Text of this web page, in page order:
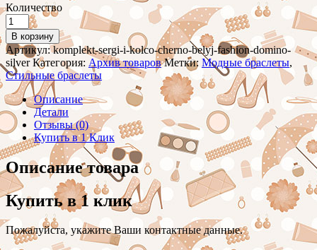
Количество
Количество
Комплект
Серьги
и
Кольцо
черно-
белый
Fashion
Domino
Silver
В корзину
Артикул:komplekt-sergi-i-kolco-cherno-belyj-fashion-domino-
silver Категория: Архив товаров Метки: Модные браслеты,
Стильные браслеты
Описание
Детали
Отзывы (0)
Купить в 1 Клик
Описание товара
Купить в 1 клик
Пожалуйста, укажите Ваши контактные данные.